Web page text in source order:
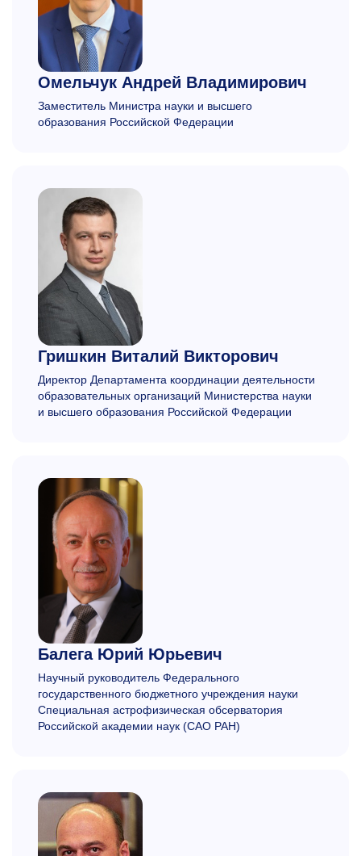
Омельчук Андрей Владимирович
Заместитель Министра науки и высшего
образования Российской Федерации
Гришкин Виталий Викторович
Директор Департамента координации деятельности
образовательных организаций Министерства науки
и высшего образования Российской Федерации
Балега Юрий Юрьевич
Научный руководитель Федерального
государственного бюджетного учреждения науки
Специальная астрофизическая обсерватория
Российской академии наук (САО РАН)